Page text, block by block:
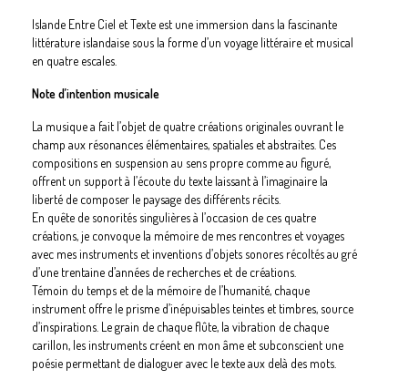
Islande Entre Ciel et Texte est une immersion dans la fascinante
littérature islandaise sous la forme d’un voyage littéraire et musical
en quatre escales.
Note d’intention musicale
La musique a fait l’objet de quatre créations originales ouvrant le
champ aux résonances élémentaires, spatiales et abstraites. Ces
compositions en suspension au sens propre comme au figuré,
offrent un support à l’écoute du texte laissant à l’imaginaire la
liberté de composer le paysage des différents récits.
En quête de sonorités singulières à l’occasion de ces quatre
créations, je convoque la mémoire de mes rencontres et voyages
avec mes instruments et inventions d’objets sonores récoltés au gré
d’une trentaine d’années de recherches et de créations.
Témoin du temps et de la mémoire de l’humanité, chaque
instrument offre le prisme d’inépuisables teintes et timbres, source
d’inspirations. Le grain de chaque flûte, la vibration de chaque
carillon, les instruments créent en mon âme et subconscient une
poésie permettant de dialoguer avec le texte aux delà des mots.